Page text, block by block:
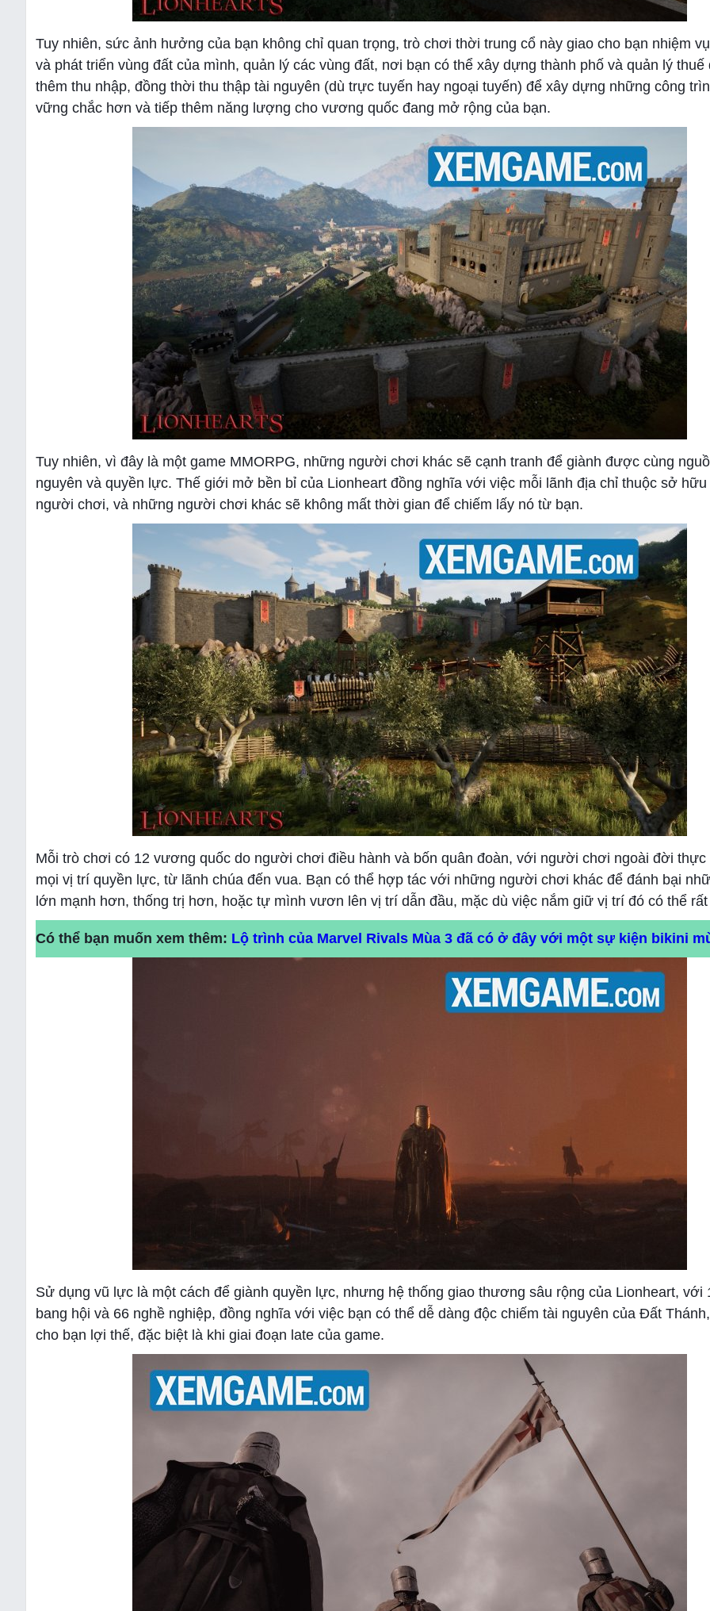
Tuy nhiên, sức ảnh hưởng của bạn không chỉ quan trọng, trò chơi thời trung cổ này giao cho bạn nhiệm
và phát triển vùng đất của mình, quản lý các vùng đất, nơi bạn có thể xây dựng thành phố và quản lý thuế
thêm thu nhập, đồng thời thu thập tài nguyên (dù trực tuyến hay ngoại tuyến) để xây dựng những công
vững chắc hơn và tiếp thêm năng lượng cho vương quốc đang mở rộng của bạn.
Tuy nhiên, vì đây là một game MMORPG, những người chơi khác sẽ cạnh tranh để giành được cùng
nguyên và quyền lực. Thế giới mở bền bỉ của Lionheart đồng nghĩa với việc mỗi lãnh địa chỉ thuộc sở hữu
người chơi, và những người chơi khác sẽ không mất thời gian để chiếm lấy nó từ bạn.
Mỗi trò chơi có 12 vương quốc do người chơi điều hành và bốn quân đoàn, với người chơi ngoài đời thực
mọi vị trí quyền lực, từ lãnh chúa đến vua. Bạn có thể hợp tác với những người chơi khác để đánh bại
lớn mạnh hơn, thống trị hơn, hoặc tự mình vươn lên vị trí dẫn đầu, mặc dù việc nắm giữ vị trí đó có thể
Có thể bạn muốn xem thêm: Lộ trình của Marvel Rivals Mùa 3 đã có ở đây với một sự kiện bikini
Sử dụng vũ lực là một cách để giành quyền lực, nhưng hệ thống giao thương sâu rộng của Lionheart, với
bang hội và 66 nghề nghiệp, đồng nghĩa với việc bạn có thể dễ dàng độc chiếm tài nguyên của Đất
cho bạn lợi thế, đặc biệt là khi giai đoạn late của game.